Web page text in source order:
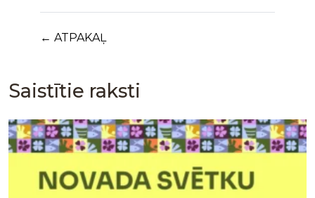
← ATPAKAĻ
Saistītie raksti